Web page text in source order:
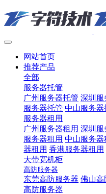
网站首页
推荐产品
全部
服务器托管
广州服务器托管 深圳服
服务器托管 中山服务器
服务器租用
广州服务器租用 深圳服
服务器租用 中山服务器
器租用 香港服务器租用
大带宽机柜
高防服务器
东莞高防服务器 佛山高
高防服务器